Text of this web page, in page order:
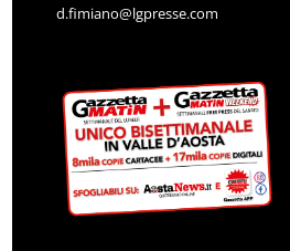
d.fimiano@lgpresse.com